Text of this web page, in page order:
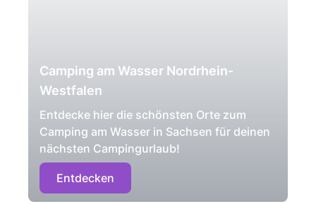
Camping am Wasser Nordrhein-
Westfalen
Entdecke hier die schönsten Orte zum
Camping am Wasser in Sachsen für deinen
nächsten Campingurlaub!
Entdecken